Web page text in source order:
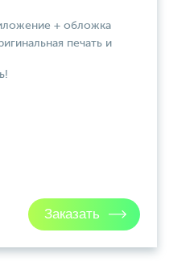
+ обложка
печать и